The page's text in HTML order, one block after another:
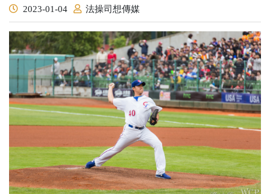
2023-01-04 法操司想傳媒